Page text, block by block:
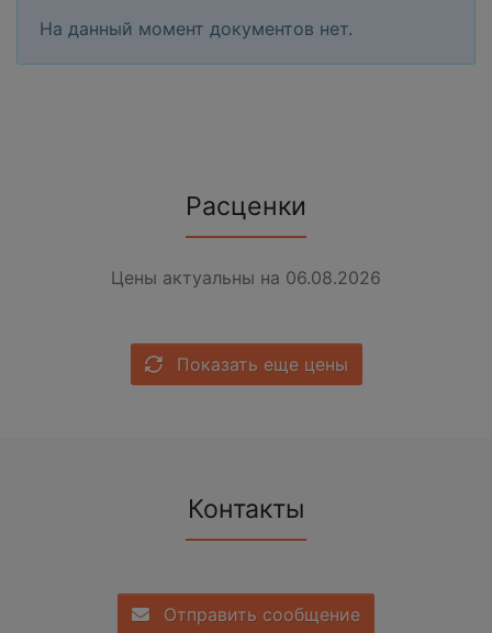
На данный момент документов нет.
Расценки
Цены актуальны на 06.08.2026
Показать еще цены
Контакты
Отправить сообщение